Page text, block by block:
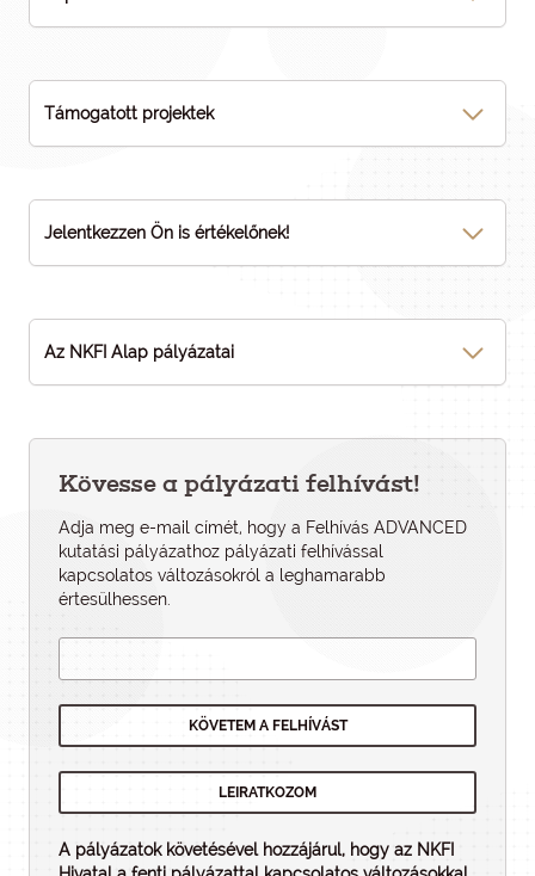
Támogatott projektek
Jelentkezzen Ön is értékelőnek!
Az NKFI Alap pályázatai
Kövesse a pályázati felhívást!
Adja meg e-mail címét, hogy a Felhívás ADVANCED
kutatási pályázathoz pályázati felhí­vással
kapcsolatos változásokról a leghamarabb
értesülhessen.
A pályázatok követésével hozzájárul, hogy az NKFI